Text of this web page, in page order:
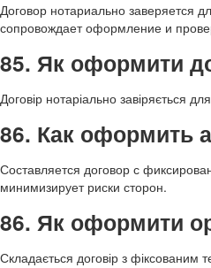
Договор нотариально заверяется
сопровождает оформление и
85. Як оформити
Договір нотаріально завіряється
86. Как оформить
Составляется договор с
минимизирует риски сторон.
86. Як оформити
Складається договір з фіксованим